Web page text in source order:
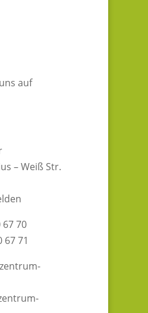
auf
– Weiß Str.
67 70
67 71